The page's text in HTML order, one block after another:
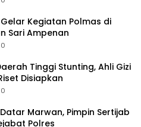
Kegiatan Polmas di
Sari Ampenan
0
Tinggi Stunting, Ahli Gizi
Disiapkan
0
Marwan, Pimpin Sertijab
Polres